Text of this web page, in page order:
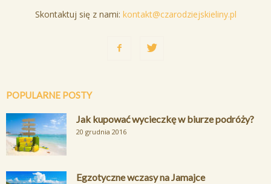
Skontaktuj się z nami: kontakt@czarodziejskieliny.pl
POPULARNE POSTY
Jak kupować wycieczkę w biurze podróży?
20 grudnia 2016
Egzotyczne wczasy na Jamajce